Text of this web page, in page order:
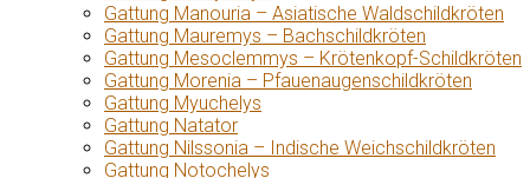
Gattung Manouria – Asiatische Waldschildkröten
Gattung Mauremys – Bachschildkröten
Gattung Mesoclemmys – Krötenkopf-Schildkröten
Gattung Morenia – Pfauenaugenschildkröten
Gattung Myuchelys
Gattung Natator
Gattung Nilssonia – Indische Weichschildkröten
Gattung Notochelys